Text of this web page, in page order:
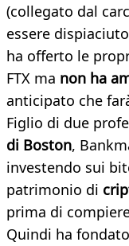
(collegato dal
essere
ha offerto le
FTX ma non ha
anticipato che
Figlio di due
di Boston,
investendo sui
patrimonio di
prima di
Quindi ha